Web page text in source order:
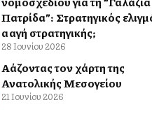
Πατρίδα”: Στρατηγικός
αλλαγή στρατηγικής;
28 Ιουνίου 2026
Αλλάζοντας τον χάρτη της
Ανατολικής Μεσογείου
21 Ιουνίου 2026